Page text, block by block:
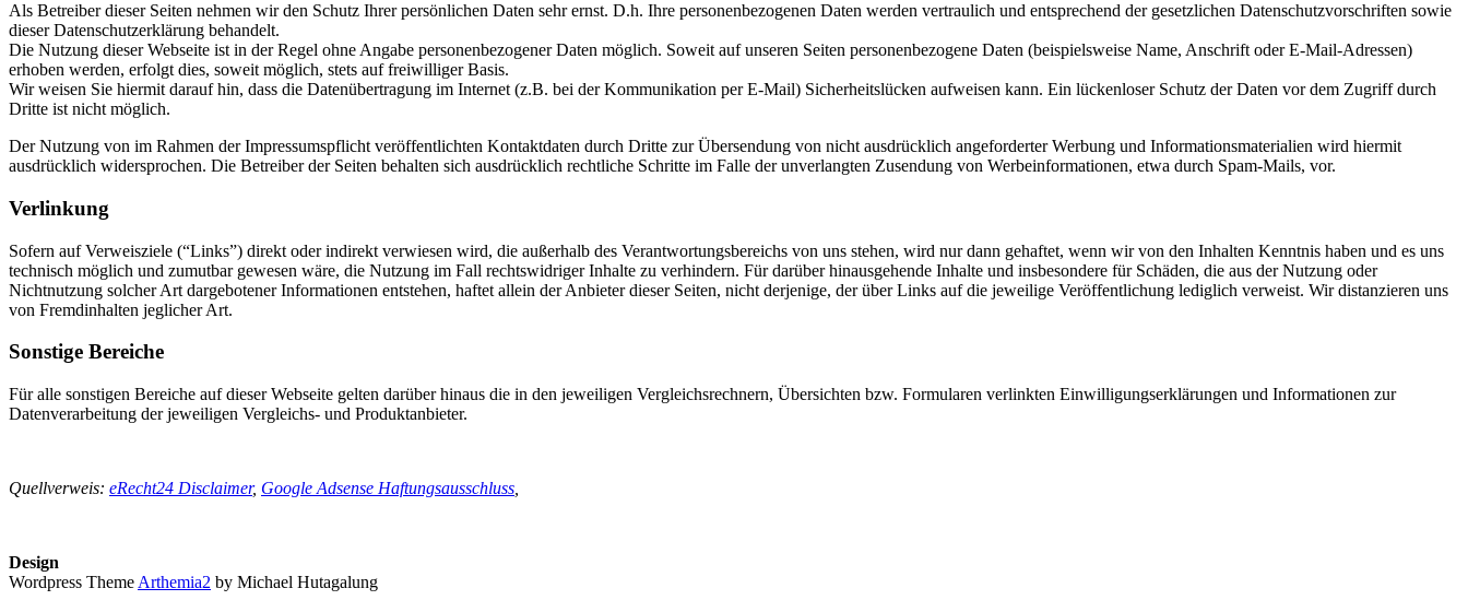
Als Betreiber dieser Seiten nehmen wir den Schutz Ihrer persönlichen Daten sehr ernst. D.h. Ihre personenbezogenen Daten werden vertraulich und entsprechend der gesetzlichen Datenschutzvorschriften sowie
dieser Datenschutzerklärung behandelt.
Die Nutzung dieser Webseite ist in der Regel ohne Angabe personenbezogener Daten möglich. Soweit auf unseren Seiten personenbezogene Daten (beispielsweise Name, Anschrift oder E-Mail-Adressen)
erhoben werden, erfolgt dies, soweit möglich, stets auf freiwilliger Basis.
Wir weisen Sie hiermit darauf hin, dass die Datenübertragung im Internet (z.B. bei der Kommunikation per E-Mail) Sicherheitslücken aufweisen kann. Ein lückenloser Schutz der Daten vor dem Zugriff durch
Dritte ist nicht möglich.
Der Nutzung von im Rahmen der Impressumspflicht veröffentlichten Kontaktdaten durch Dritte zur Übersendung von nicht ausdrücklich angeforderter Werbung und Informationsmaterialien wird hiermit
ausdrücklich widersprochen. Die Betreiber der Seiten behalten sich ausdrücklich rechtliche Schritte im Falle der unverlangten Zusendung von Werbeinformationen, etwa durch Spam-Mails, vor.
Verlinkung
Sofern auf Verweisziele (“Links”) direkt oder indirekt verwiesen wird, die außerhalb des Verantwortungsbereichs von uns stehen, wird nur dann gehaftet, wenn wir von den Inhalten Kenntnis haben und es uns
technisch möglich und zumutbar gewesen wäre, die Nutzung im Fall rechtswidriger Inhalte zu verhindern. Für darüber hinausgehende Inhalte und insbesondere für Schäden, die aus der Nutzung oder
Nichtnutzung solcher Art dargebotener Informationen entstehen, haftet allein der Anbieter dieser Seiten, nicht derjenige, der über Links auf die jeweilige Veröffentlichung lediglich verweist. Wir distanzieren uns
von Fremdinhalten jeglicher Art.
Sonstige Bereiche
Für alle sonstigen Bereiche auf dieser Webseite gelten darüber hinaus die in den jeweiligen Vergleichsrechnern, Übersichten bzw. Formularen verlinkten Einwilligungserklärungen und Informationen zur
Datenverarbeitung der jeweiligen Vergleichs- und Produktanbieter.
Quellverweis: eRecht24 Disclaimer, Google Adsense Haftungsausschluss
Design
Wordpress Theme Arthemia2 by Michael Hutagalung